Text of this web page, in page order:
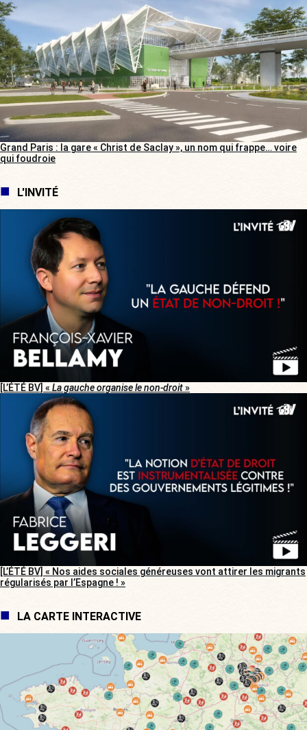
Grand Paris : la gare « Christ de Saclay », un nom qui frappe… voire
qui foudroie
L'INVITÉ
[L’ÉTÉ BV] « La gauche organise le non-droit»
[L’ÉTÉ BV] « Nos aides sociales généreuses vont attirer les migrants
régularisés par l’Espagne ! »
LA CARTE INTERACTIVE